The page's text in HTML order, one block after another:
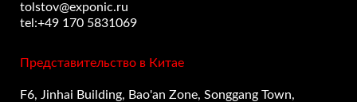
tolstov@exponic.ru
tel:+49 170 5831069
Представительство в Китае
F6, Jinhai Building, Bao'an Zone, Songgang Town,